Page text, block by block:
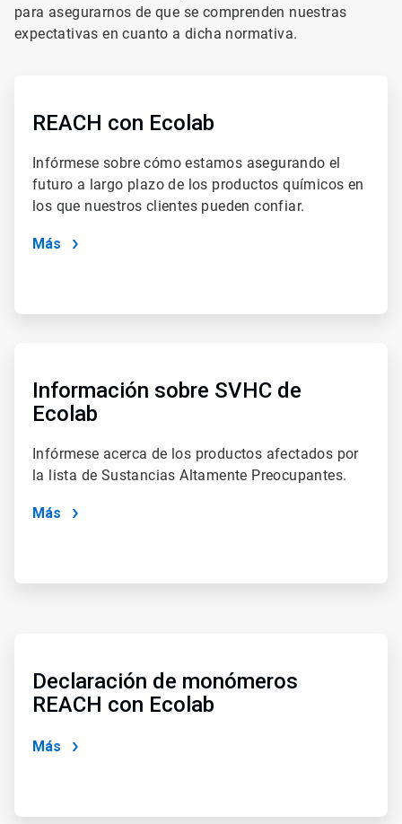
para asegurarnos de que se comprenden nuestras
expectativas en cuanto a dicha normativa.
REACH con Ecolab
Infórmese sobre cómo estamos asegurando el
futuro a largo plazo de los productos químicos en
los que nuestros clientes pueden confiar.
Más
Información sobre SVHC de
Ecolab
Infórmese acerca de los productos afectados por
la lista de Sustancias Altamente Preocupantes.
Más
Declaración de monómeros
REACH con Ecolab
Más